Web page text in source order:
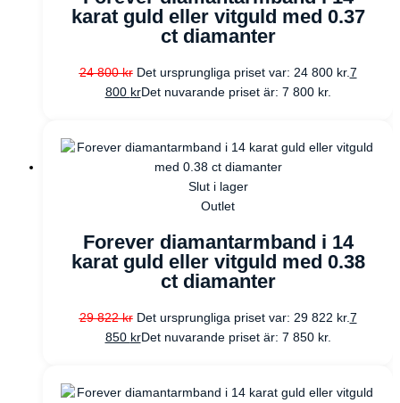
karat guld eller vitguld med 0.37
ct diamanter
24 800kr Det ursprungliga priset var: 24 800 kr. 7
800 krDet nuvarande priset är: 7 800 kr.
Slut i lager
Outlet
Forever diamantarmband i 14
karat guld eller vitguld med 0.38
ct diamanter
29 822kr Det ursprungliga priset var: 29 822 kr.7
850 krDet nuvarande priset är: 7 850 kr.